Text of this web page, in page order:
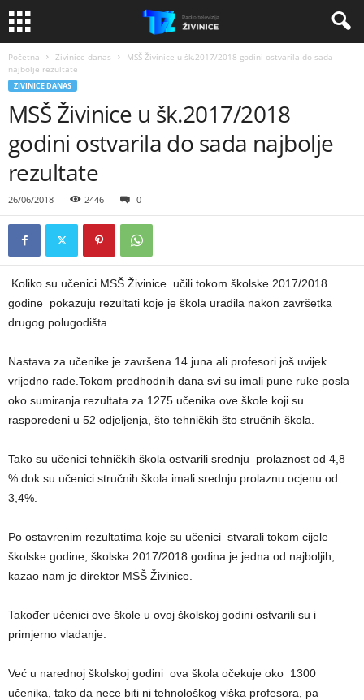
Početna Zivinice danas
MSŠ Živinice u šk.2017/2018 godini ostvarila do sada
najbolje rezultate
ZIVINICE DANAS
MSŠ Živinice u šk.2017/2018
godini ostvarila do sada najbolje
rezultate
26/06/2018 2446 0
Koliko su učenici MSŠ Živinice učili tokom školske 2017/2018
godine pokazuju rezultati koje je škola uradila nakon završetka
drugog polugodišta.
Nastava za učenike je završena 14.juna ali profesori još uvijek
vrijedno rade.Tokom predhodnih dana svi su imali pune ruke posla
oko sumiranja rezultata za 1275 učenika ove škole koji su
raspoređeni u 52 odjeljenja, što tehničkih što stručnih škola.
Tako su učenici tehničkih škola ostvarili srednju prolaznost od 4,8
% dok su učenici stručnih škola imali srednju prolaznu ocjenu od
3,4%.
Po ostavrenim rezultatima koje su učenici stvarali tokom cijele
školske godine, školska 2017/2018 godina je jedna od najboljih,
kazao nam je direktor MSŠ Živinice.
Također učenici ove škole u ovoj školskoj godini ostvarili su i
primjerno vladanje.
Već u narednoj školskoj godini ova škola očekuje oko 1300
učenika, tako da nece biti ni tehnološkog viška profesora, pa